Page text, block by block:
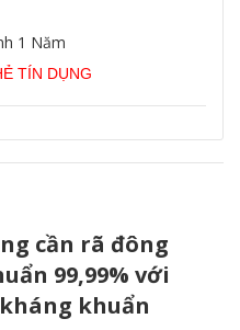
1 Năm
TÍN DỤNG
cần rã đông
99,99% với
khuẩn